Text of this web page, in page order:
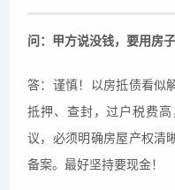
问：甲方说没钱，要用房
答：谨慎！以房抵债看似
抵押、查封，过户税费
议，必须明确房屋产权清
备案。最好坚持要现金！